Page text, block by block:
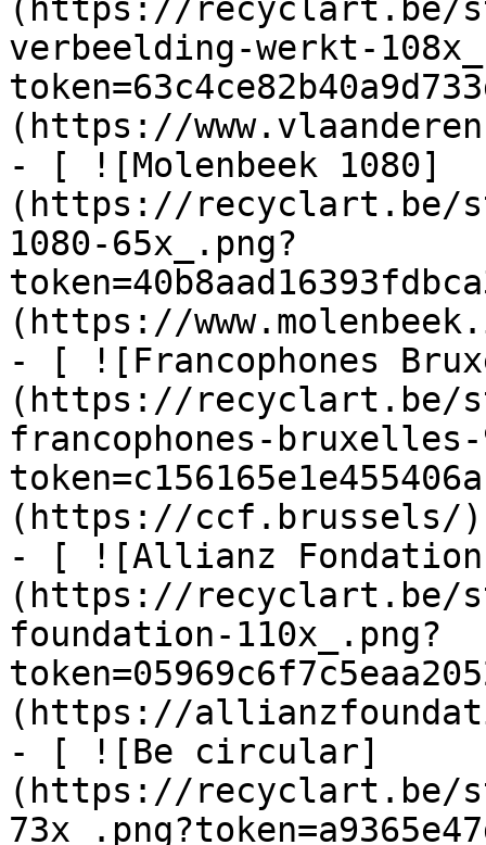
(https://recyclart.be/
verbeelding-werkt-
(https://
- [ ![Molenbeek 1080]
(https://recyclart.be/
1080-65x_.png?
(https://
- [ ![Francophones
(https://recyclart.be/
francophones-bruxelles-
(https://ccf.brussels/)
- [ ![Allianz
(https://recyclart.be/
foundation-110x_.png?
(https://
- [ ![Be circular]
(https://recyclart.be/